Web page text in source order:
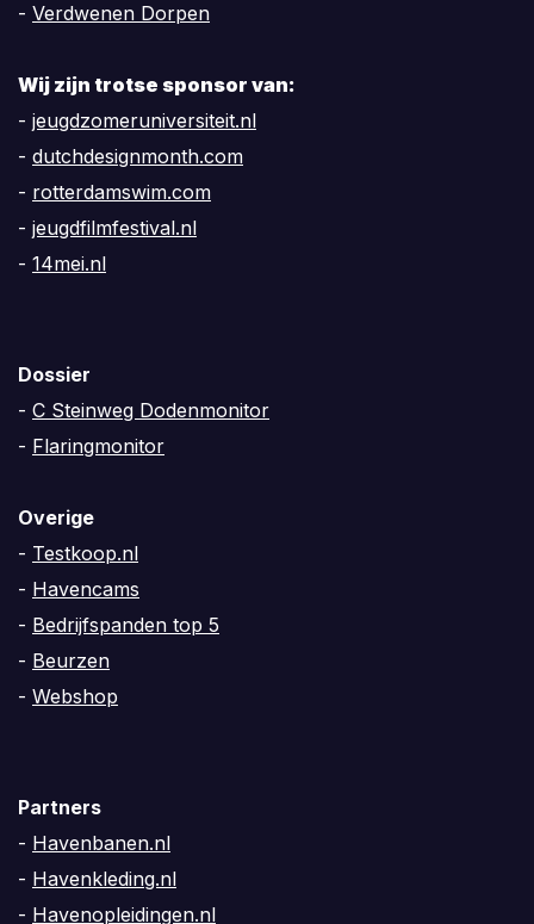
- Verdwenen Dorpen
Wij zijn trotse sponsor van:
- jeugdzomeruniversiteit.nl
- dutchdesignmonth.com
- rotterdamswim.com
- jeugdfilmfestival.nl
- 14mei.nl
Dossier
- C Steinweg Dodenmonitor
- Flaringmonitor
Overige
- Testkoop.nl
- Havencams
- Bedrijfspanden top 5
- Beurzen
- Webshop
Partners
- Havenbanen.nl
- Havenkleding.nl
- Havenopleidingen.nl